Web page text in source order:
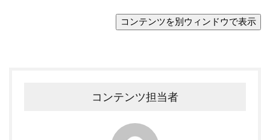
コンテンツ担当者